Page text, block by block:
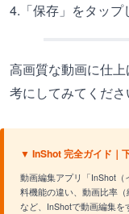
4.「保存」をタップ
高画質な動画に仕
考にしてみてくださ
▼ InShot 完全ガイド｜
動画編集アプリ「InShot
料機能の違い、動画比率
など、InShotで動画編集を